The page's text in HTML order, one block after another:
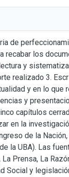
de
recabar los
y
realizado 3.
y en lo
y
capítulos
en la
de la
la UBA). Las
Prensa, La
Social y